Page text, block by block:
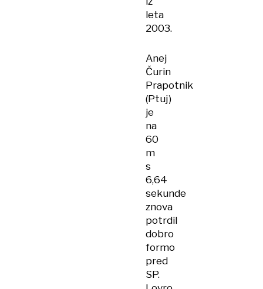
leta
2003.
Anej
Čurin
Prapotnik
(Ptuj)
je
na
60
m
s
6,64
sekunde
znova
potrdil
dobro
formo
pred
SP.